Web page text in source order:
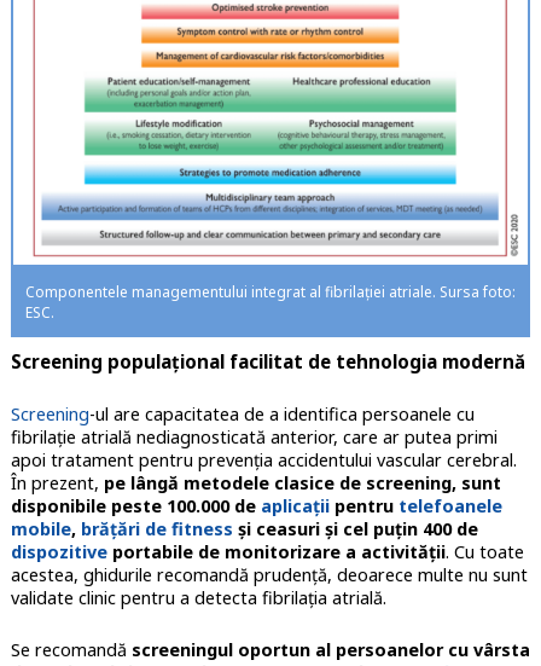
Componentele managementului integrat al fibrilației atriale. Sursa foto:
ESC.
Screening populațional facilitat de tehnologia modernă
Screening-ul are capacitatea de a identifica persoanele cu
fibrilație atrială nediagnosticată anterior, care ar putea primi
apoi tratament pentru prevenția accidentului vascular cerebral.
În prezent, pe lângă metodele clasice de screening, sunt
disponibile peste 100.000 de aplicațiipentru telefoanele
mobile, brățări de fitness și ceasuri și cel puțin 400 de
dispozitiveportabile de monitorizare a activității. Cu toate
acestea, ghidurile recomandă prudență, deoarece multe nu sunt
validate clinic pentru a detecta fibrilația atrială.
Se recomandă screeningul oportun al persoanelor cu vârsta